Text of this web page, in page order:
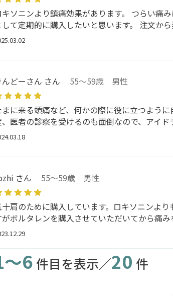
キソニンより鎮痛効果があります。 つらい痛
して定期的に購入したいと思います。 注文か
んどーさん さん 55～59歳 男性
まに来る頭痛など、何かの際に役に立つよう
医者の診察を受けるのも面倒なので、アイ
さん 55～59歳 男性
十肩のために購入しています。ロキソニンよ
がボルタレンを購入させていただいてから痛
～6 件目を表示／20 件